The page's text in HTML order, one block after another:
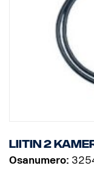
Liitin 2
Osanumero: